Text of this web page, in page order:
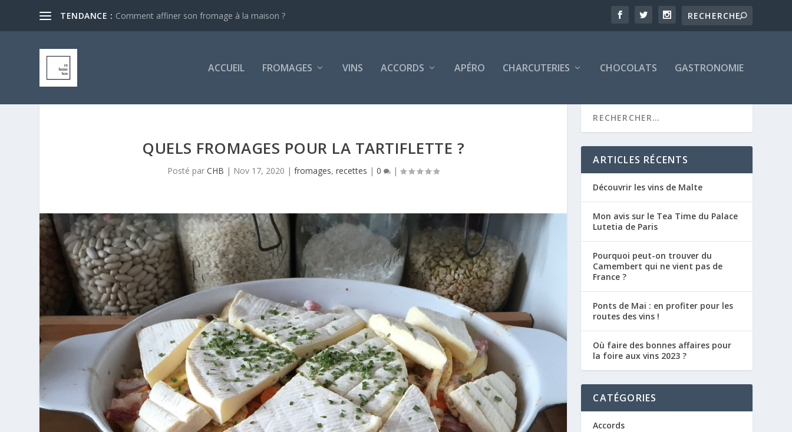
TENDANCE : Comment affiner son fromage à la maison ?
ACCUEIL FROMAGES VINS ACCORDS APÉRO CHARCUTERIES CHOCOLATS GASTRONOMIE
QUELS FROMAGES POUR LA TARTIFLETTE ?
Posté parCHB | Nov 17, 2020 |fromages,recettes |0 |
ARTICLES RÉCENTS
Découvrir les vins de Malte
Mon avis sur le Tea Time du Palace
Lutetia de Paris
Pourquoi peut-on trouver du
Camembert qui ne vient pas de
France ?
Ponts de Mai : en profiter pour les
routes des vins !
Où faire des bonnes affaires pour
la foire aux vins 2023 ?
CATÉGORIES
Accords